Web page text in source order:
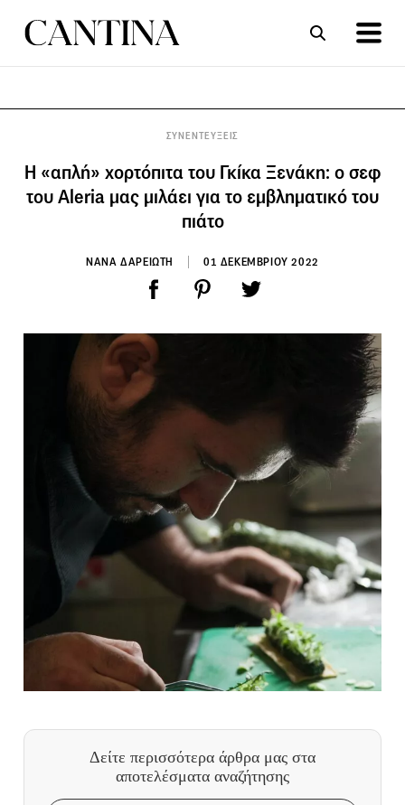
ΣΥΝΕΝΤΕΥΞΕΙΣ
Η «απλή» χορτόπιτα του Γκίκα Ξενάκη: ο σεφ
του Aleria μας μιλάει για το εμβληματικό του
πιάτο
ΝΑΝΑ ΔΑΡΕΙΩΤΗ 01 ΔΕΚΕΜΒΡΙΟΥ 2022
Δείτε περισσότερα άρθρα μας στα
αποτελέσματα αναζήτησης